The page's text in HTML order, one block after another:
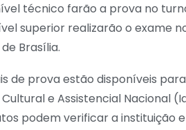
técnico farão a prova no
superior realizarão o exame
Brasília.
de prova estão disponíveis
e Assistencial Nacional
podem verificar a instituição